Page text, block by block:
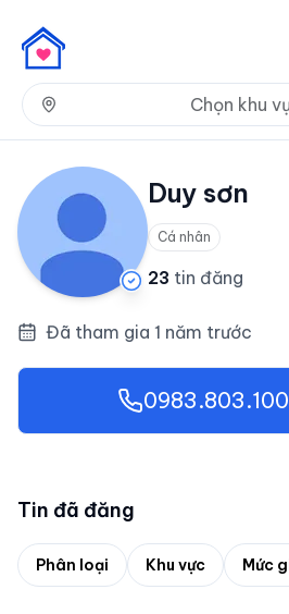
Chọn khu
Duy sơn
Cá nhân
23 tin đăng
Đã tham gia 1 năm trước
0983.803.100
Tin đã đăng
Phân loại Khu vực Mức